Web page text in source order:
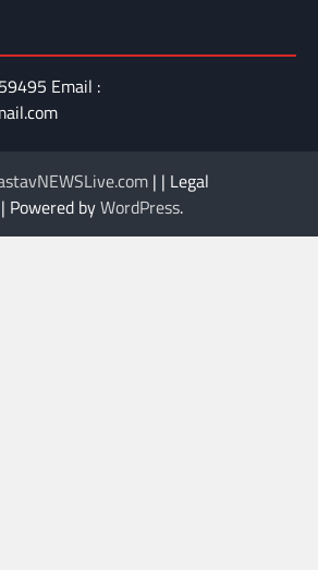
Email :
| | Legal
| Powered byWordPress.